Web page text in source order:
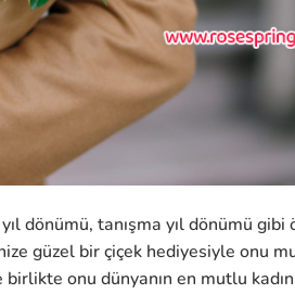
dönümü, tanışma yıl dönümü gibi
güzel bir çiçek hediyesiyle onu
onu dünyanın en mutlu